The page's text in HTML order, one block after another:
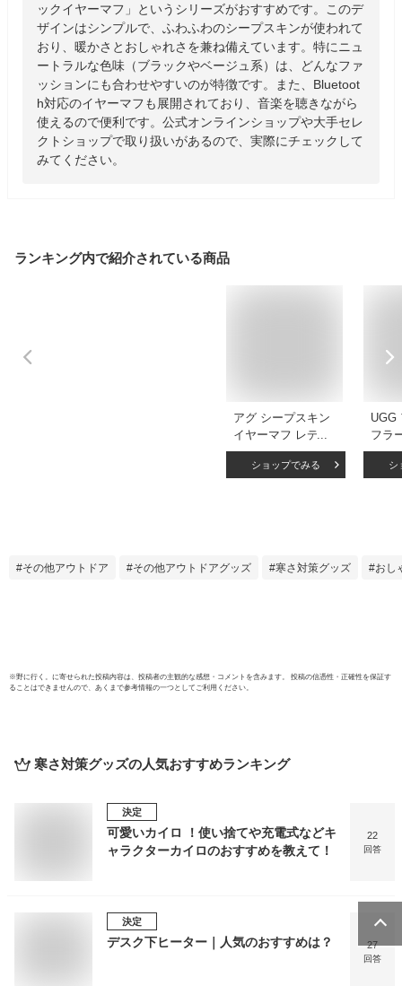
ックイヤーマフ」というシリーズがおすすめです。このデ
ザインはシンプルで、ふわふわのシープスキンが使われて
おり、暖かさとおしゃれさを兼ね備えています。特にニュ
ートラルな色味（ブラックやベージュ系）は、どんなファ
ッションにも合わせやすいのが特徴です。また、Bluetoot
h対応のイヤーマフも展開されており、音楽を聴きながら
使えるので便利です。公式オンラインショップや大手セレ
クトショップで取り扱いがあるので、実際にチェックして
みてください。
ランキング内で紹介されている商品
アグ シープスキン
イヤーマフ レディ
ース UGG W
SHEEPSKIN
ショップでみる
UGG
フラ
ーマ
シ
その他アウトドア その他アウトドアグッズ 寒さ対策グッズ おし
※野に行く。 に寄せられた投稿内容は、投稿者の主観的な感想・コメントを含みます。 投稿の信憑性・正確性を保証す
ることはできませんので、あくまで参考情報の一つとしてご利用ください。
寒さ対策グッズの人気おすすめランキング
決定
可愛いカイロ ！使い捨てや充電式などキ
ャラクターカイロのおすすめを教えて！
22
回答
決定
デスク下ヒーター｜人気のおすすめは？ 27
回答